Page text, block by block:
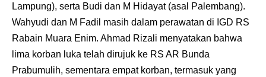
Lampung), serta Budi dan M Hidayat (asal Palembang).
Wahyudi dan M Fadil masih dalam perawatan di IGD RS
Rabain Muara Enim. Ahmad Rizali menyatakan bahwa
lima korban luka telah dirujuk ke RS AR Bunda
Prabumulih, sementara empat korban, termasuk yang